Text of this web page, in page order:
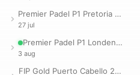
Premier Padel P1 Pretoria 2026
27 jul
Premier Padel P1 Londen 2026
3 aug
FIP Gold Puerto Cabello 2026